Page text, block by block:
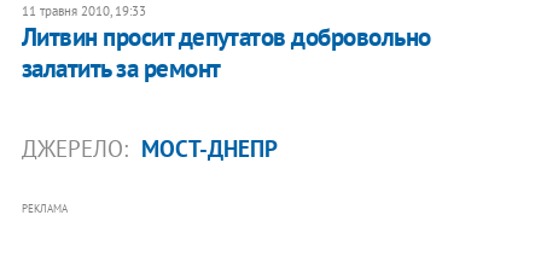
11 травня 2010, 19:33
Литвин просит депутатов добровольно
залатить за ремонт
ДЖЕРЕЛО: МОСТ-ДНЕПР
РЕКЛАМА